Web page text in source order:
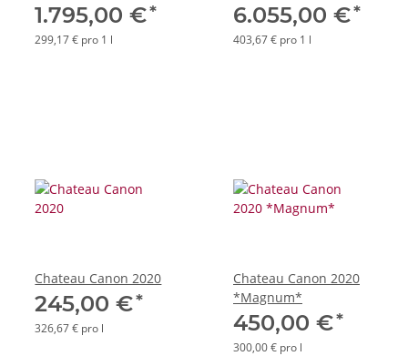
1.795,00 €*
299,17 € pro 1 l
6.055,00 €*
403,67 € pro 1 l
Chateau Canon 2020
245,00 €*
326,67 € pro l
Chateau Canon 2020
*Magnum*
450,00 €*
300,00 € pro l